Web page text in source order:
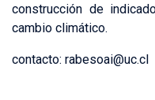
construcción de
cambio climático.
contacto: rabesoai@uc.cl